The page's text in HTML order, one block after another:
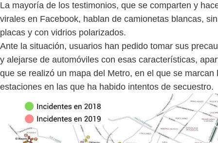
La mayoría de los testimonios, que se comparten y
virales en Facebook, hablan de camionetas blancas, sin
placas y con vidrios polarizados.
Ante la situación, usuarios han pedido tomar sus
y alejarse de automóviles con esas características,
que se realizó un mapa del Metro, en el que se marcan
estaciones en las que ha habido intentos de secuestro.